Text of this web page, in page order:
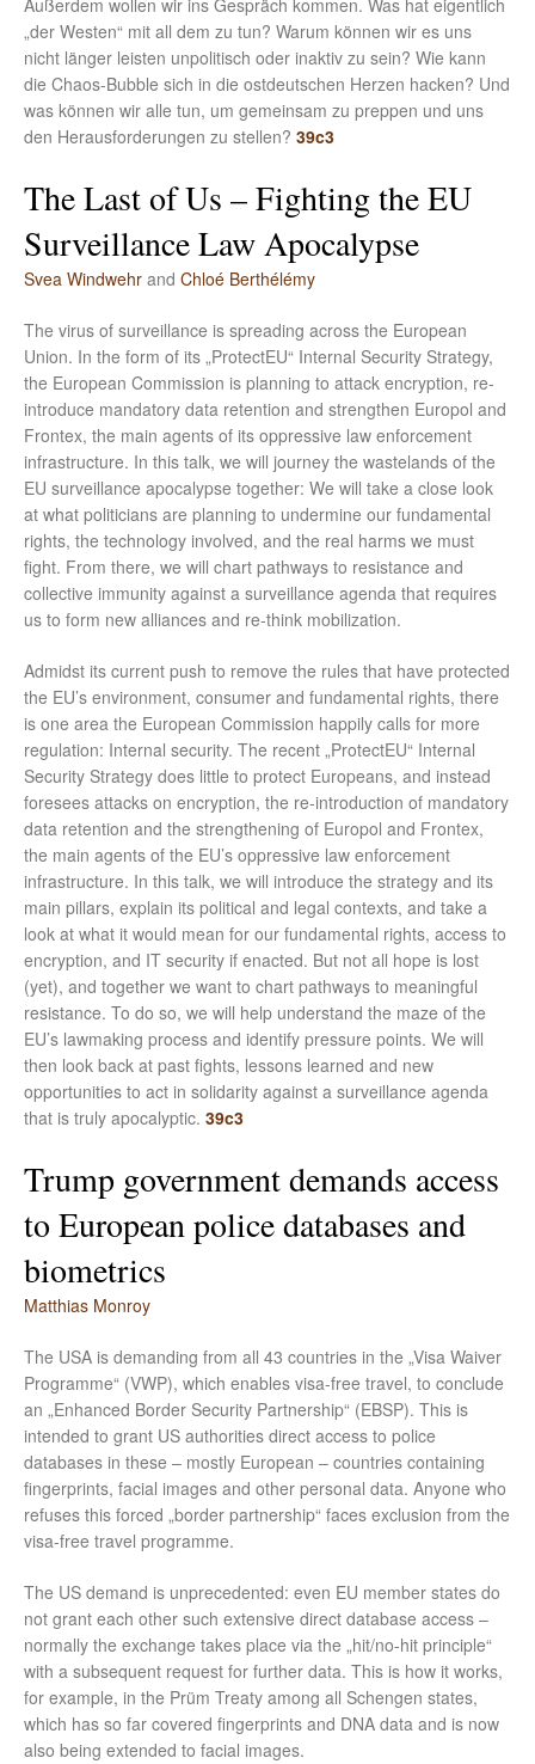
Außerdem wollen wir ins Gespräch kommen. Was hat eigentlich
„der Westen“ mit all dem zu tun? Warum können wir es uns
nicht länger leisten unpolitisch oder inaktiv zu sein? Wie kann
die Chaos-Bubble sich in die ostdeutschen Herzen hacken? Und
was können wir alle tun, um gemeinsam zu preppen und uns
den Herausforderungen zu stellen? 39c3
The Last of Us – Fighting the EU
Surveillance Law Apocalypse
Svea Windwehr and Chloé Berthélémy
The virus of surveillance is spreading across the European
Union. In the form of its „ProtectEU“ Internal Security Strategy,
the European Commission is planning to attack encryption, re-
introduce mandatory data retention and strengthen Europol and
Frontex, the main agents of its oppressive law enforcement
infrastructure. In this talk, we will journey the wastelands of the
EU surveillance apocalypse together: We will take a close look
at what politicians are planning to undermine our fundamental
rights, the technology involved, and the real harms we must
fight. From there, we will chart pathways to resistance and
collective immunity against a surveillance agenda that requires
us to form new alliances and re-think mobilization.
Admidst its current push to remove the rules that have protected
the EU’s environment, consumer and fundamental rights, there
is one area the European Commission happily calls for more
regulation: Internal security. The recent „ProtectEU“ Internal
Security Strategy does little to protect Europeans, and instead
foresees attacks on encryption, the re-introduction of mandatory
data retention and the strengthening of Europol and Frontex,
the main agents of the EU’s oppressive law enforcement
infrastructure. In this talk, we will introduce the strategy and its
main pillars, explain its political and legal contexts, and take a
look at what it would mean for our fundamental rights, access to
encryption, and IT security if enacted. But not all hope is lost
(yet), and together we want to chart pathways to meaningful
resistance. To do so, we will help understand the maze of the
EU’s lawmaking process and identify pressure points. We will
then look back at past fights, lessons learned and new
opportunities to act in solidarity against a surveillance agenda
that is truly apocalyptic. 39c3
Trump government demands access
to European police databases and
biometrics
Matthias Monroy
The USA is demanding from all 43 countries in the „Visa Waiver
Programme“ (VWP), which enables visa-free travel, to conclude
an „Enhanced Border Security Partnership“ (EBSP). This is
intended to grant US authorities direct access to police
databases in these – mostly European – countries containing
fingerprints, facial images and other personal data. Anyone who
refuses this forced „border partnership“ faces exclusion from the
visa-free travel programme.
The US demand is unprecedented: even EU member states do
not grant each other such extensive direct database access –
normally the exchange takes place via the „hit/no-hit principle“
with a subsequent request for further data. This is how it works,
for example, in the Prüm Treaty among all Schengen states,
which has so far covered fingerprints and DNA data and is now
also being extended to facial images.